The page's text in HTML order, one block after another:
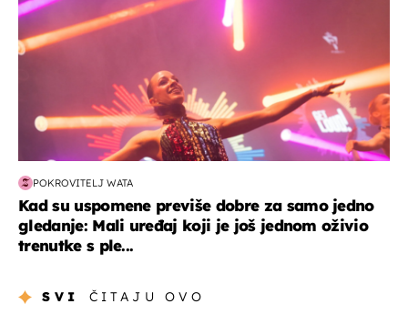
POKROVITELJ WATA
Kad su uspomene previše dobre za samo jedno
gledanje: Mali uređaj koji je još jednom oživio
trenutke s ple...
SVI ČITAJU OVO